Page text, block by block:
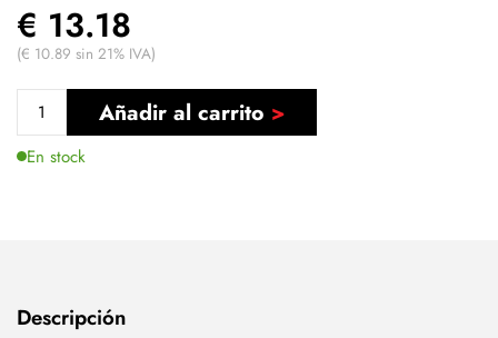
€ 13.18
(€ 10.89 sin 21% IVA)
Añadir al carrito
En stock
Descripción